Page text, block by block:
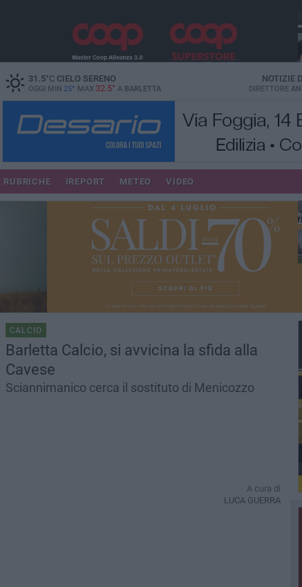
31.5°CCIELO SERENO
OGGI MIN 25° MAX 32.5° A BARLETTA
NOTIZIE
DIRETTORE
RUBRICHE IREPORT METEO VIDEO
CALCIO
Barletta Calcio, si avvicina la sfida alla
Cavese
Sciannimanico cerca il sostituto di Menicozzo
A cura di
LUCA GUERRA